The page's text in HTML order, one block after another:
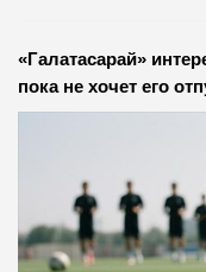
«Галатасарай»
пока не хочет его